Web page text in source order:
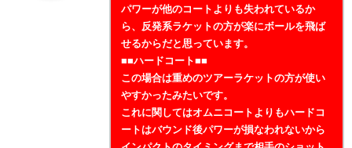
パワーが他のコートよりも失われているか
ら、反発系ラケットの方が楽にボールを飛ば
せるからだと思っています。
■■ハードコート■■
この場合は重めのツアーラケットの方が使い
やすかったみたいです。
これに関してはオムニコートよりもハードコ
ートはバウンド後パワーが損なわれないから